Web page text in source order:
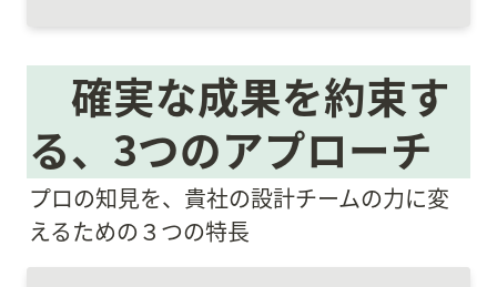
確実な成果を約束す
る、3つのアプローチ
プロの知見を、貴社の設計チームの力に変
えるための３つの特長